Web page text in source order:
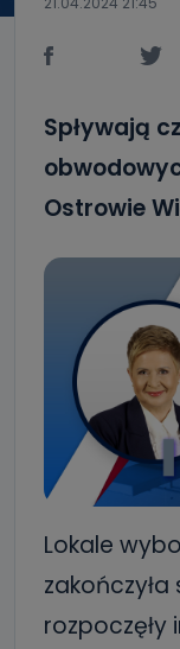
Spływają
Ostrowie
Lokale
rozpoczęły